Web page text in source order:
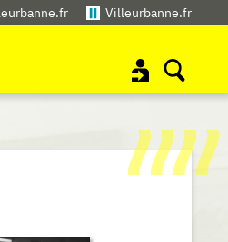
Villeurbanne.fr